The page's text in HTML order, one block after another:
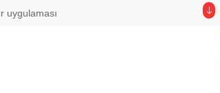
uygulaması
27,9743